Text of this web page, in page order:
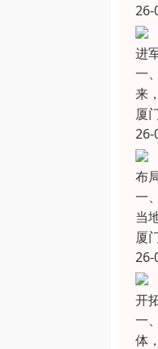
26-
进
一
来
厦
26-
布
一
当
厦
26-
开
一
体